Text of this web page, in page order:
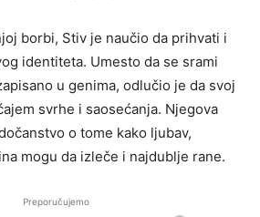
borbi, Stiv je naučio da prihvati i
identiteta. Umesto da se srami
u genima, odlučio je da svoj
svrhe i saosećanja. Njegova
o tome kako ljubav,
mogu da izleče i najdublje rane.
Preporučujemo